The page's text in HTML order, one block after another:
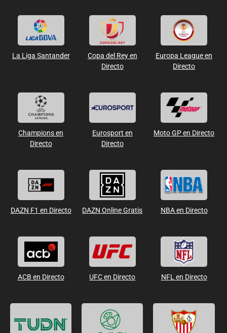
La Liga Santander
Copa del Rey en
Directo
Europa League en
Directo
Champions en
Directo
Eurosport en
Directo
Moto GP en Directo
DAZN F1 en Directo DAZN Online Gratis NBA en Directo
ACB en Directo UFC en Directo NFL en Directo